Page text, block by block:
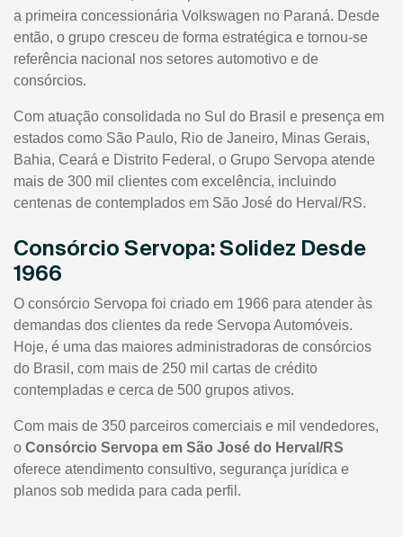
a primeira concessionária Volkswagen no Paraná. Desde
então, o grupo cresceu de forma estratégica e tornou-se
referência nacional nos setores automotivo e de
consórcios.
Com atuação consolidada no Sul do Brasil e presença em
estados como São Paulo, Rio de Janeiro, Minas Gerais,
Bahia, Ceará e Distrito Federal, o Grupo Servopa atende
mais de 300 mil clientes com excelência, incluindo
centenas de contemplados em São José do Herval/RS.
Consórcio Servopa: Solidez Desde
1966
O consórcio Servopa foi criado em 1966 para atender às
demandas dos clientes da rede Servopa Automóveis.
Hoje, é uma das maiores administradoras de consórcios
do Brasil, com mais de 250 mil cartas de crédito
contempladas e cerca de 500 grupos ativos.
Com mais de 350 parceiros comerciais e mil vendedores,
o Consórcio Servopa em São José do Herval/RS
oferece atendimento consultivo, segurança jurídica e
planos sob medida para cada perfil.